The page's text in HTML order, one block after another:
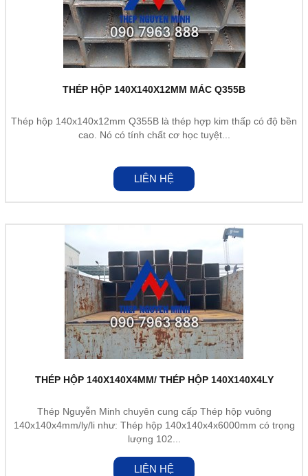
THÉP HỘP 140X140X12MM MÁC Q355B
Thép hộp 140x140x12mm Q355B là thép hợp kim thấp có độ bền
cao. Nó có tính chất cơ học tuyệt...
LIÊN HỆ
THÉP HỘP 140X140X4MM/ THÉP HỘP 140X140X4LY
Thép Nguyễn Minh chuyên cung cấp Thép hộp vuông
140x140x4mm/ly/li như: Thép hộp 140x140x4x6000mm có trọng
lượng 102...
LIÊN HỆ